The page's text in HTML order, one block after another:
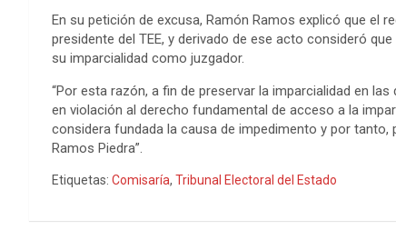
En su petición de excusa, Ramón Ramos explicó que el
presidente del TEE, y derivado de ese acto consideró
su imparcialidad como juzgador.
“Por esta razón, a fin de preservar la imparcialidad en
en violación al derecho fundamental de acceso a la
considera fundada la causa de impedimento y por
Ramos Piedra”.
Etiquetas: Comisaría, Tribunal Electoral del Estado